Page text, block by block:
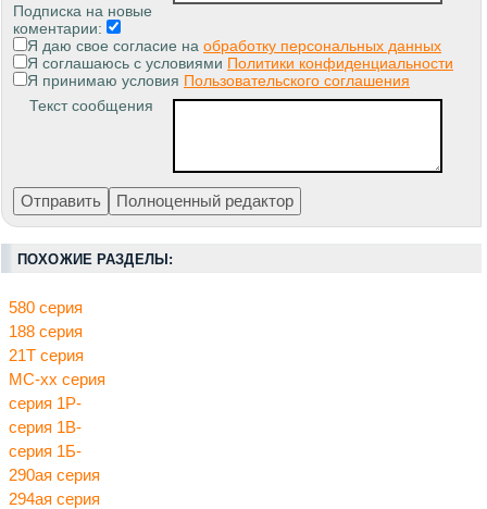
Подписка на новые
коментарии:
Я даю свое согласие на обработку персональных данных
Я соглашаюсь с условиями Политики конфиденциальности
Я принимаю условия Пользовательского соглашения
Текст сообщения
ПОХОЖИЕ РАЗДЕЛЫ:
580 серия
188 серия
21Т серия
МС-хх серия
серия 1Р-
серия 1В-
серия 1Б-
290ая серия
294ая серия